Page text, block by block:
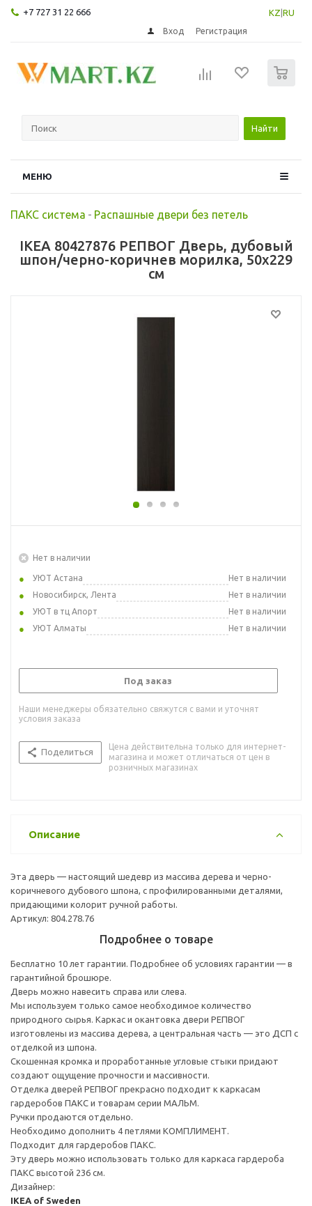
+7 727 31 22 666 KZ RU
Вход Регистрация
Найти
МЕНЮ
ПАКС система - Распашные двери без петель
IKEA 80427876 РЕПВОГ Дверь, дубовый
шпон/черно-коричнев морилка, 50x229
см
Нет в наличии
УЮТ Астана
Нет в наличии
Новосибирск, Лента
Нет в наличии
УЮТ в тц Апорт
Нет в наличии
УЮТ Алматы
Нет в наличии
Под заказ
Наши менеджеры обязательно свяжутся с вами и уточнят
условия заказа
Поделиться
Цена действительна только для интернет-
магазина и может отличаться от цен в
розничных магазинах
Описание
Эта дверь — настоящий шедевр из массива дерева и черно-
коричневого дубового шпона, с профилированными деталями,
придающими колорит ручной работы.
Артикул: 804.278.76
Подробнее о товаре
Бесплатно 10 лет гарантии. Подробнее об условиях гарантии — в
гарантийной брошюре.
Дверь можно навесить справа или слева.
Мы используем только самое необходимое количество
природного сырья. Каркас и окантовка двери РЕПВОГ
изготовлены из массива дерева, а центральная часть — это ДСП с
отделкой из шпона.
Скошенная кромка и проработанные угловые стыки придают
создают ощущение прочности и массивности.
Отделка дверей РЕПВОГ прекрасно подходит к каркасам
гардеробов ПАКС и товарам серии МАЛЬМ.
Ручки продаются отдельно.
Необходимо дополнить 4 петлями КОМПЛИМЕНТ.
Подходит для гардеробов ПАКС.
Эту дверь можно использовать только для каркаса гардероба
ПАКС высотой 236 см.
Дизайнер:
IKEA of Sweden